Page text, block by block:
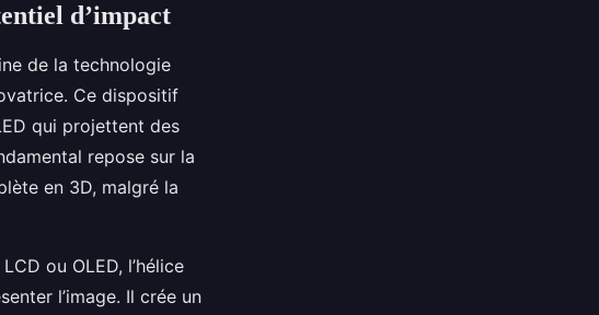
d’impact
de la technologie
Ce dispositif
qui projettent des
repose sur la
en 3D, malgré la
ou OLED, l’hélice
l’image. Il crée un